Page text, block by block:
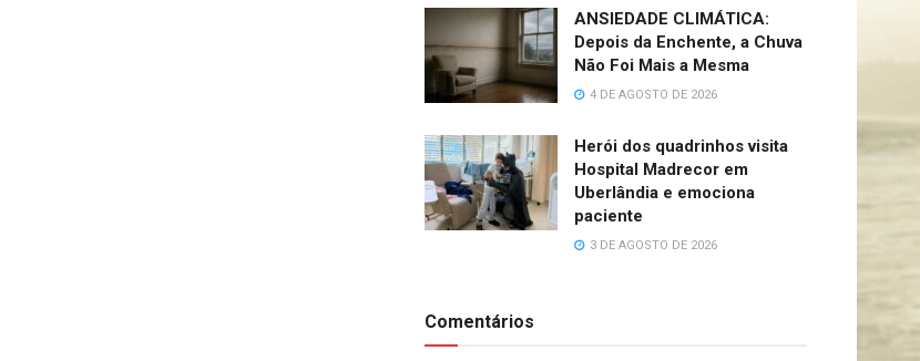
ANSIEDADE CLIMÁTICA:
Depois da Enchente, a Chuva
Não Foi Mais a Mesma
4 DE AGOSTO DE 2026
Herói dos quadrinhos visita
Hospital Madrecor em
Uberlândia e emociona
paciente
3 DE AGOSTO DE 2026
Comentários